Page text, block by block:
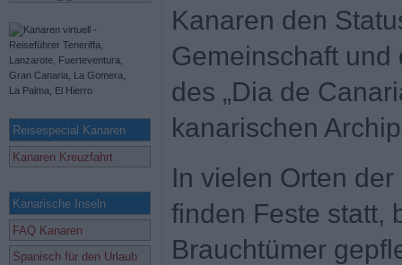
Reisespecial Kanaren
Kanaren Kreuzfahrt
Kanarische Inseln
FAQ Kanaren
Spanisch für den Urlaub
Kanaren den
Gemeinschaft
des „Dia de
kanarischen
In vielen Orten
finden Feste statt,
Brauchtümer